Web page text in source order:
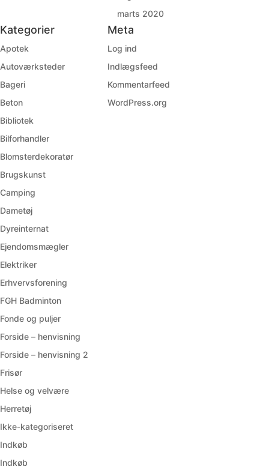
marts 2020
Kategorier
Apotek
Autoværksteder
Bageri
Beton
Bibliotek
Bilforhandler
Blomsterdekoratør
Brugskunst
Camping
Dametøj
Dyreinternat
Ejendomsmægler
Elektriker
Erhvervsforening
FGH Badminton
Fonde og puljer
Forside – henvisning
Forside – henvisning 2
Frisør
Helse og velvære
Herretøj
Ikke-kategoriseret
Indkøb
Indkøb
Meta
Log ind
Indlægsfeed
Kommentarfeed
WordPress.org